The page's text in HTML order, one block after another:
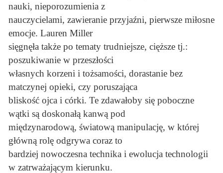
nauki, nieporozumienia z
nauczycielami, zawieranie przyjaźni, pierwsze miłosne
emocje. Lauren Miller
sięgnęła także po tematy trudniejsze, cięższe tj.:
poszukiwanie w przeszłości
własnych korzeni i tożsamości, dorastanie bez
matczynej opieki, czy poruszająca
bliskość ojca i córki. Te zdawałoby się poboczne
wątki są doskonałą kanwą pod
międzynarodową, światową manipulację, w której
główną rolę odgrywa coraz to
bardziej nowoczesna technika i ewolucja technologii
w zatrważającym kierunku.